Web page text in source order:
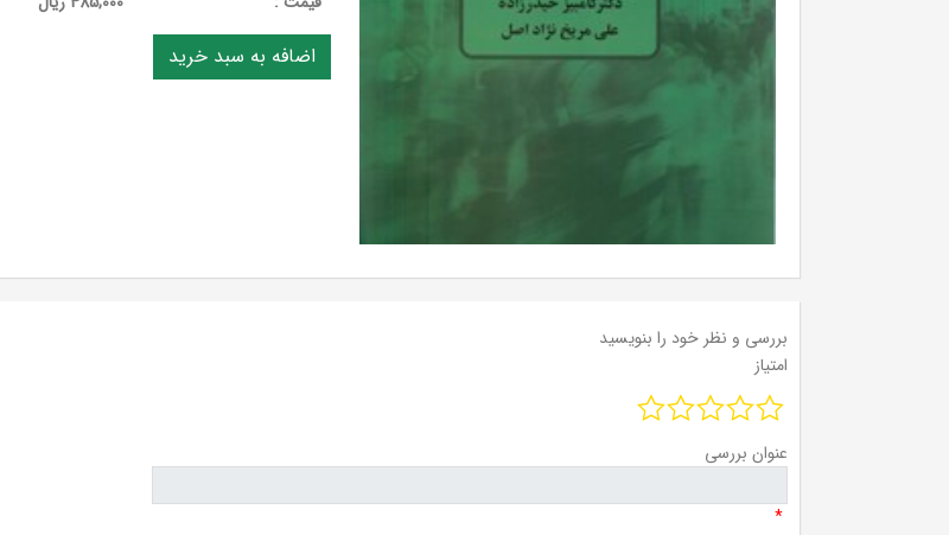
بررسی و نظر خود را بنویسید
امتیاز
عنوان بررسی
*